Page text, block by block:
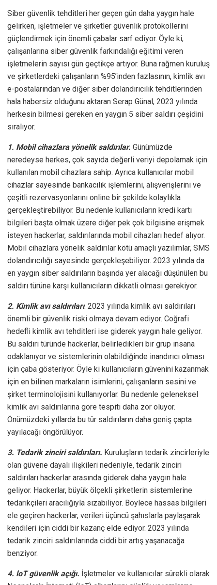
Siber güvenlik tehditleri her geçen gün daha yaygın hale
gelirken, işletmeler ve şirketler güvenlik protokollerini
güçlendirmek için önemli çabalar sarf ediyor. Öyle ki,
çalışanlarına siber güvenlik farkındalığı eğitimi veren
işletmelerin sayısı gün geçtikçe artıyor. Buna rağmen kuruluş
ve şirketlerdeki çalışanların %95’inden fazlasının, kimlik avı
e-postalarından ve diğer siber dolandırıcılık tehditlerinden
hala habersiz olduğunu aktaran Serap Günal, 2023 yılında
herkesin bilmesi gereken en yaygın 5 siber saldırı çeşidini
sıralıyor.
1. Mobil cihazlara yönelik saldırılar. Günümüzde
neredeyse herkes, çok sayıda değerli veriyi depolamak için
kullanılan mobil cihazlara sahip. Ayrıca kullanıcılar mobil
cihazlar sayesinde bankacılık işlemlerini, alışverişlerini ve
çeşitli rezervasyonlarını online bir şekilde kolaylıkla
gerçekleştirebiliyor. Bu nedenle kullanıcıların kredi kartı
bilgileri başta olmak üzere diğer pek çok bilgisine erişmek
isteyen hackerlar, saldırılarında mobil cihazları hedef alıyor.
Mobil cihazlara yönelik saldırılar kötü amaçlı yazılımlar, SMS
dolandırıcılığı sayesinde gerçekleşebiliyor. 2023 yılında da
en yaygın siber saldırıların başında yer alacağı düşünülen bu
saldırı türüne karşı kullanıcıların dikkatli olması gerekiyor.
2. Kimlik avı saldırıları. 2023 yılında kimlik avı saldırıları
önemli bir güvenlik riski olmaya devam ediyor. Coğrafi
hedefli kimlik avı tehditleri ise giderek yaygın hale geliyor.
Bu saldırı türünde hackerlar, belirledikleri bir grup insana
odaklanıyor ve sistemlerinin olabildiğinde inandırıcı olması
için çaba gösteriyor. Öyle ki kullanıcıların güvenini kazanmak
için en bilinen markaların isimlerini, çalışanların sesini ve
şirket terminolojisini kullanıyorlar. Bu nedenle geleneksel
kimlik avı saldırılarına göre tespiti daha zor oluyor.
Önümüzdeki yıllarda bu tür saldırıların daha geniş çapta
yayılacağı öngörülüyor.
3. Tedarik zinciri saldırıları. Kuruluşların tedarik zincirleriyle
olan güvene dayalı ilişkileri nedeniyle, tedarik zinciri
saldırıları hackerlar arasında giderek daha yaygın hale
geliyor. Hackerlar, büyük ölçekli şirketlerin sistemlerine
tedarikçileri aracılığıyla sızabiliyor. Böylece hassas bilgileri
ele geçiren hackerlar, verileri üçüncü şahıslarla paylaşarak
kendileri için ciddi bir kazanç elde ediyor. 2023 yılında
tedarik zinciri saldırılarında ciddi bir artış yaşanacağa
benziyor.
4. loT güvenlik açığı. İşletmeler ve kullanıcılar sürekli olarak